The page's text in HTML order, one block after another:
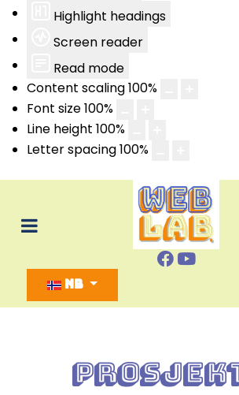
Highlight headings
Screen reader
Read mode
Content scaling100%
Font size100%
Line height 100%
Letter spacing100%
Select your language
NB